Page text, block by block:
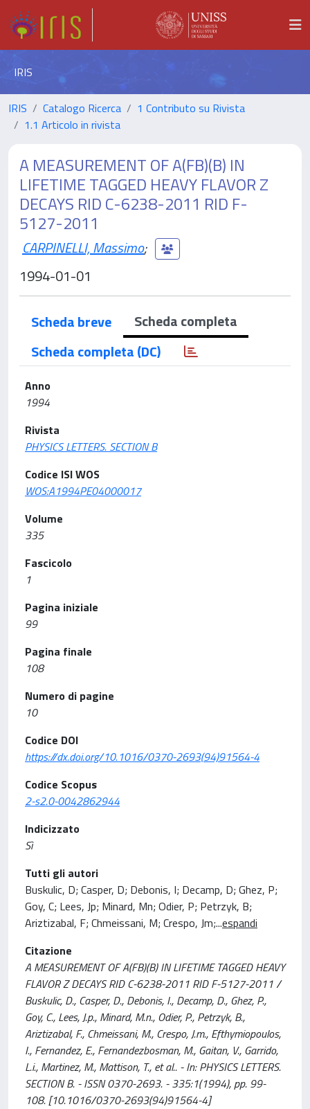
IRIS
IRIS Catalogo Ricerca
1 Contributo su Rivista
1.1 Articolo in rivista
A MEASUREMENT OF A(FB)(B) IN
LIFETIME TAGGED HEAVY FLAVOR Z
DECAYS RID C-6238-2011 RID F-
5127-2011
CARPINELLI, Massimo;
1994-01-01
Scheda breve
Scheda completa
Scheda completa (DC)
Anno
1994
Rivista
PHYSICS LETTERS. SECTION B
Codice ISI WOS
WOS:A1994PE04000017
Volume
335
Fascicolo
1
Pagina iniziale
99
Pagina finale
108
Numero di pagine
10
Codice DOI
https://dx.doi.org/10.1016/0370-2693(94)91564-4
Codice Scopus
2-s2.0-0042862944
Indicizzato
Sì
Tutti gli autori
Buskulic, D; Casper, D; Debonis, I; Decamp, D; Ghez, P;
Goy, C; Lees, Jp; Minard, Mn; Odier, P; Petrzyk, B;
Ariztizabal, F; Chmeissani, M; Crespo, Jm;...espandi
Citazione
A MEASUREMENT OF A(FB)(B) IN LIFETIME TAGGED HEAVY
FLAVOR Z DECAYS RID C-6238-2011 RID F-5127-2011 /
Buskulic, D., Casper, D., Debonis, I., Decamp, D., Ghez, P.,
Goy, C., Lees, J.p., Minard, M.n., Odier, P., Petrzyk, B.,
Ariztizabal, F., Chmeissani, M., Crespo, J.m., Efthymiopoulos,
I., Fernandez, E., Fernandezbosman, M., Gaitan, V., Garrido,
L.i., Martinez, M., Mattison, T., et al.. - In: PHYSICS LETTERS.
SECTION B. - ISSN 0370-2693. - 335:1(1994), pp. 99-
108. [10.1016/0370-2693(94)91564-4]